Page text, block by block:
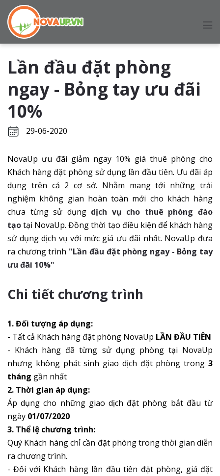
Lần đầu đặt phòng
ngay - Bỏng tay ưu đãi
10%
29-06-2020
NovaUp ưu đãi giảm ngay 10% giá thuê phòng cho
Khách hàng đặt phòng sử dụng lần đầu tiên. Ưu đãi áp
dụng trên cả 2 cơ sở. Nhằm mang tới những trải
nghiệm không gian hoàn toàn mới cho khách hàng
chưa từng sử dụng dịch vụ cho thuê phòng đào
tạotại NovaUp. Đồng thời tạo điều kiện để khách hàng
sử dụng dịch vụ với mức giá ưu đãi nhất. NovaUp đưa
ra chương trình "Lần đầu đặt phòng ngay - Bỏng tay
ưu đãi 10%"
Chi tiết chương trình
1. Đối tượng áp dụng:
- Tất cả Khách hàng đặt phòng NovaUp LẦN ĐẦU TIÊN
- Khách hàng đã từng sử dụng phòng tại NovaUp
nhưng không phát sinh giao dịch đặt phòng trong 3
tháng gần nhất
2. Thời gian áp dụng:
Áp dụng cho những giao dịch đặt phòng bắt đầu từ
ngày 01/07/2020
3. Thể lệ chương trình:
Quý Khách hàng chỉ cần đặt phòng trong thời gian diễn
ra chương trình.
- Đối với Khách hàng lần đầu tiên đặt phòng, giá đặt